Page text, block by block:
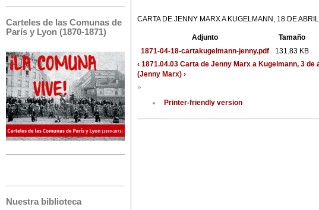
Carteles de las Comunas de
París y Lyon (1870-1871)
Nuestra biblioteca
CARTA DE JENNY MARX A KUGELMANN, 18 DE
Adjunto
Tamaño
1871-04-18-cartakugelmann-jenny.pdf
131.83 KB
‹ 1871.04.03 Carta de Jenny Marx a Kugelmann, 3
(Jenny Marx) ›
»
Printer-friendly version